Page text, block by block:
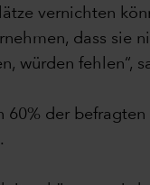
vernichten
dass sie
würden fehlen“,
der